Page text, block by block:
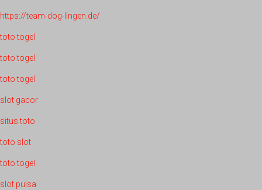
https://team-dog-lingen.de/
toto togel
toto togel
toto togel
slot gacor
situs toto
toto slot
toto togel
slot pulsa